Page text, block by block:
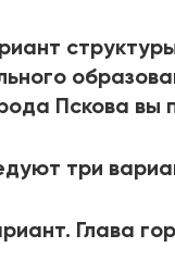
Пскова вы
три
Глава